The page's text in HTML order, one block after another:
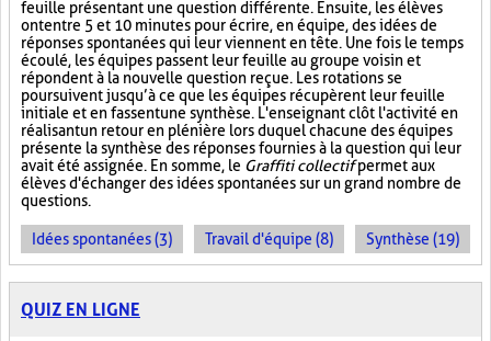
feuille présentant une question différente. Ensuite, les élèves
ont entre 5 et 10 minutes pour écrire, en équipe, des idées de
réponses spontanées qui leur viennent en tête. Une fois le temps
écoulé, les équipes passent leur feuille au groupe voisin et
répondent à la nouvelle question reçue. Les rotations se
poursuivent jusqu’à ce que les équipes récupèrent leur feuille
initiale et en fassent une synthèse. L'enseignant clôt l'activité en
réalisant un retour en plénière lors duquel chacune des équipes
présente la synthèse des réponses fournies à la question qui leur
avait été assignée. En somme, le Graffiti collectifpermet aux
élèves d'échanger des idées spontanées sur un grand nombre de
questions.
Idées spontanées (3) Travail d'équipe (8) Synthèse (19)
QUIZ EN LIGNE